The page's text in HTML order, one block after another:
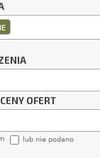
OFERT
lub nie podano